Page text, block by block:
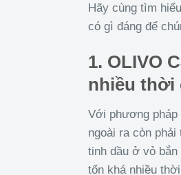
Hãy cùng tìm
có gì đáng để
1. OLIVO
nhiều thời
Với phương
ngoài ra còn
tinh dầu ở vỏ
tốn khá nhiều